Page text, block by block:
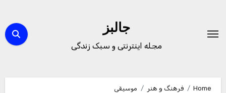
content
جالبز
مجله اینترنتی و سبک زندگی
Home فرهنگ و هنر
موسیقی